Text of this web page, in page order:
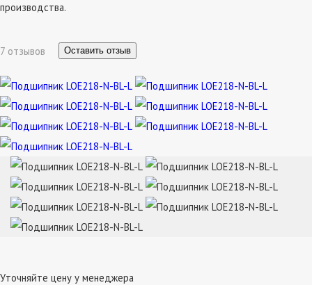
производства.
7 отзывов Оставить отзыв
Уточняйте цену у менеджера